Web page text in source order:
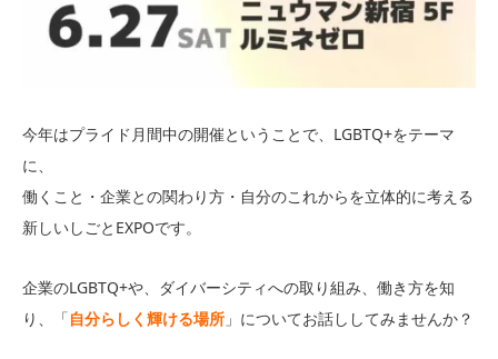
今年はプライド月間中の開催ということで、LGBTQ+をテーマ
に、
働くこと・企業との関わり方・自分のこれからを立体的に考える
新しいしごとEXPOです。
企業のLGBTQ+や、ダイバーシティへの取り組み、働き方を知
り、「自分らしく輝ける場所 」についてお話ししてみませんか？